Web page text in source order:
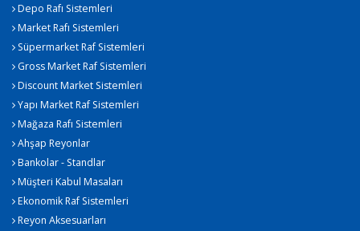
Depo Rafı Sistemleri
Market Rafı Sistemleri
Süpermarket Raf Sistemleri
Gross Market Raf Sistemleri
Discount Market Sistemleri
Yapı Market Raf Sistemleri
Mağaza Rafı Sistemleri
Ahşap Reyonlar
Bankolar - Standlar
Müşteri Kabul Masaları
Ekonomik Raf Sistemleri
Reyon Aksesuarları